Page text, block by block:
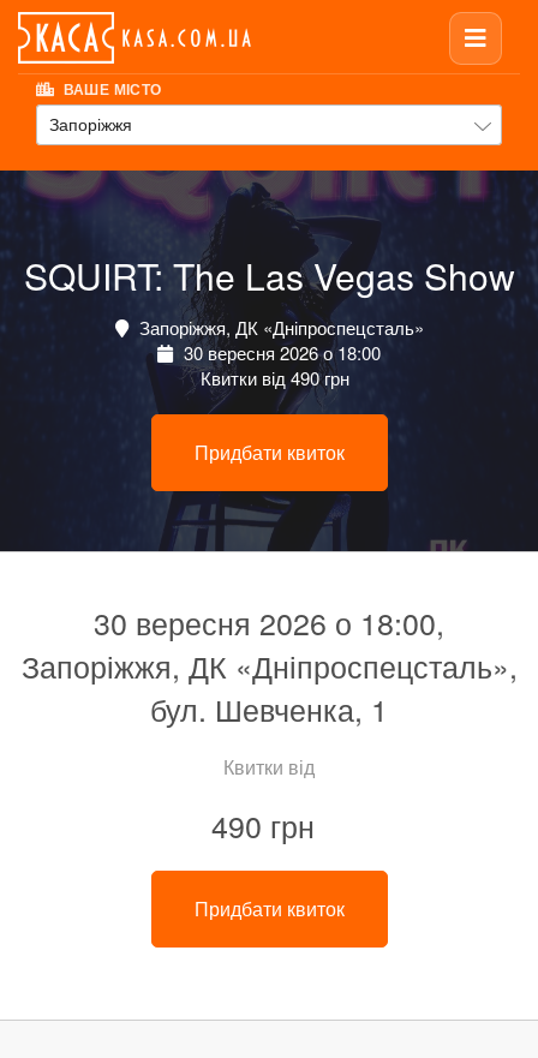
ВАШЕ МІСТО
Запоріжжя
SQUIRT: The Las Vegas Show
Запоріжжя, ДК «Дніпроспецсталь»
30 вересня 2026 о 18:00
Квитки від 490 грн
Придбати квиток
30 вересня 2026 о 18:00,
Запоріжжя, ДК «Дніпроспецсталь»,
бул. Шевченка, 1
Квитки від
490 грн
Придбати квиток